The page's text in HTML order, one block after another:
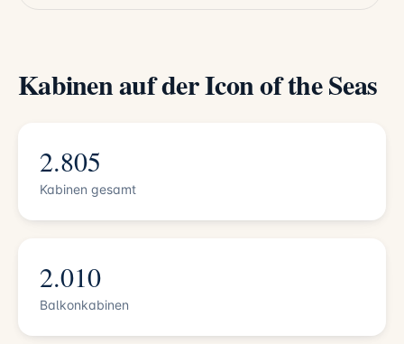
Kabinen auf der Icon of the Seas
2.805
Kabinen gesamt
2.010
Balkonkabinen